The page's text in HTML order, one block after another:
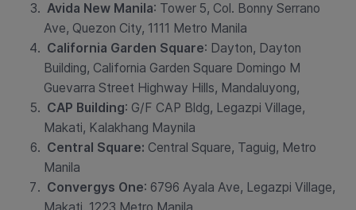
Avida New Manila: Tower 5, Col. Bonny Serrano
Ave, Quezon City, 1111 Metro Manila
California Garden Square: Dayton, Dayton
Building, California Garden Square Domingo M
Guevarra Street Highway Hills, Mandaluyong,
CAP Building: G/F CAP Bldg, Legazpi Village,
Makati, Kalakhang Maynila
Central Square: Central Square, Taguig, Metro
Manila
Convergys One: 6796 Ayala Ave, Legazpi Village,